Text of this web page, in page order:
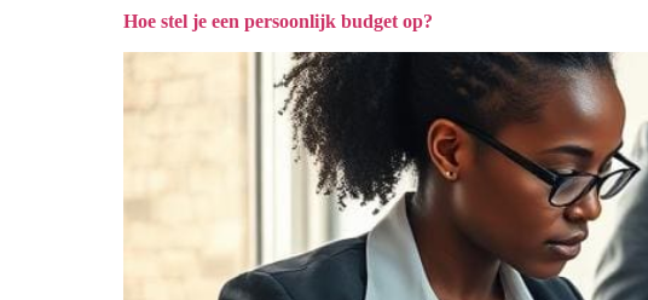
Hoe stel je een persoonlijk budget op?